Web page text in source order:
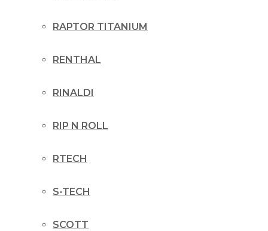
RAPTOR TITANIUM
RENTHAL
RINALDI
RIP N ROLL
RTECH
S-TECH
SCOTT